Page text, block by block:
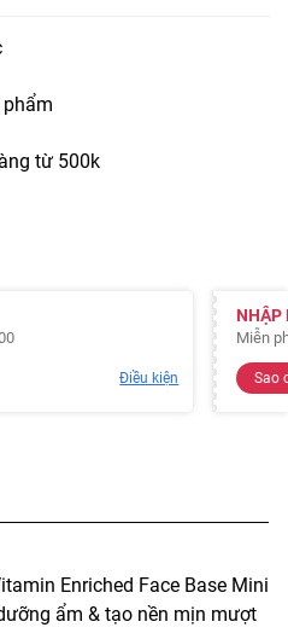
từ 500k
Điều kiện
NHẬP
Miễn
Sao
Enriched Face Base Mini
ẩm & tạo nền mịn mượt